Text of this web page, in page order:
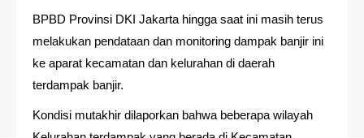
BPBD Provinsi DKI Jakarta hingga saat ini masih terus
melakukan pendataan dan monitoring dampak banjir ini
ke aparat kecamatan dan kelurahan di daerah
terdampak banjir.
Kondisi mutakhir dilaporkan bahwa beberapa wilayah